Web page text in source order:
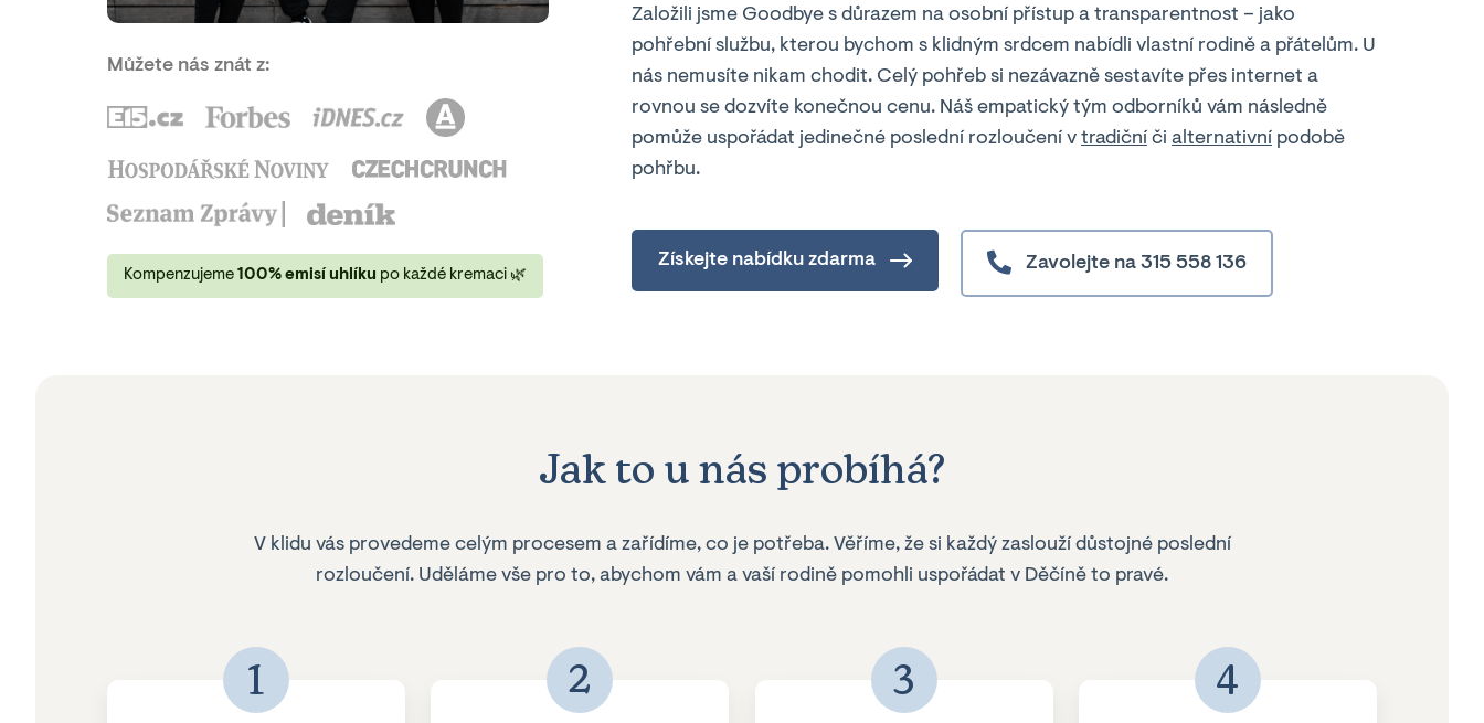
Můžete nás znát z:
Kompenzujeme 100% emisí uhlíku po každé kremaci 🌿
Založili jsme Goodbye s důrazem na osobní přístup a transparentnost – jako
pohřební službu, kterou bychom s klidným srdcem nabídli vlastní rodině a přátelům. U
nás nemusíte nikam chodit. Celý pohřeb si nezávazně sestavíte přes internet a
rovnou se dozvíte konečnou cenu. Náš empatický tým odborníků vám následně
pomůže uspořádat jedinečné poslední rozloučení v tradiční či alternativní podobě
pohřbu.
Získejte nabídku zdarma Zavolejte na 315 558 136
Jak to u nás probíhá?
V klidu vás provedeme celým procesem a zařídíme, co je potřeba. Věříme, že si každý zaslouží důstojné poslední
rozloučení. Uděláme vše pro to, abychom vám a vaší rodině pomohli uspořádat v Děčíně to pravé.
1 2 3 4